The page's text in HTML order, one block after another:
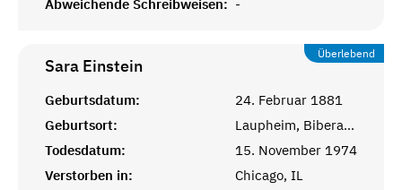
Abweichende Schreibweisen: -
Überlebend
Sara Einstein
Geburtsdatum:
24. Februar 1881
Geburtsort:
Laupheim, Biberach, Württemberg
Todesdatum:
15. November 1974
Verstorben in:
Chicago, IL